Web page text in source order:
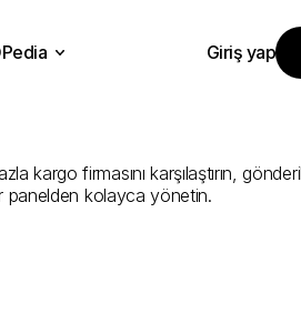
firmasını karşılaştırın,
panelden kolayca yönetin.
Giriş yap